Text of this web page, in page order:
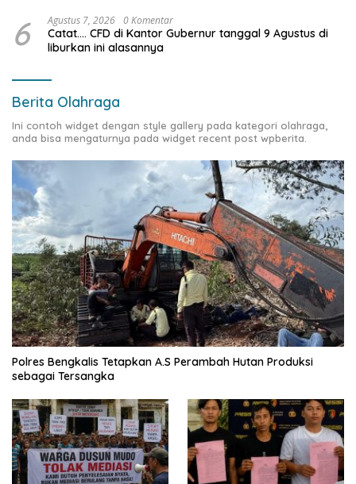
6 Agustus 7, 2026 0 Komentar
Catat…. CFD di Kantor Gubernur tanggal 9 Agustus di
liburkan ini alasannya
Berita Olahraga
Ini contoh widget dengan style gallery pada kategori olahraga,
anda bisa mengaturnya pada widget recent post wpberita.
Polres Bengkalis Tetapkan A.S Perambah Hutan Produksi
sebagai Tersangka